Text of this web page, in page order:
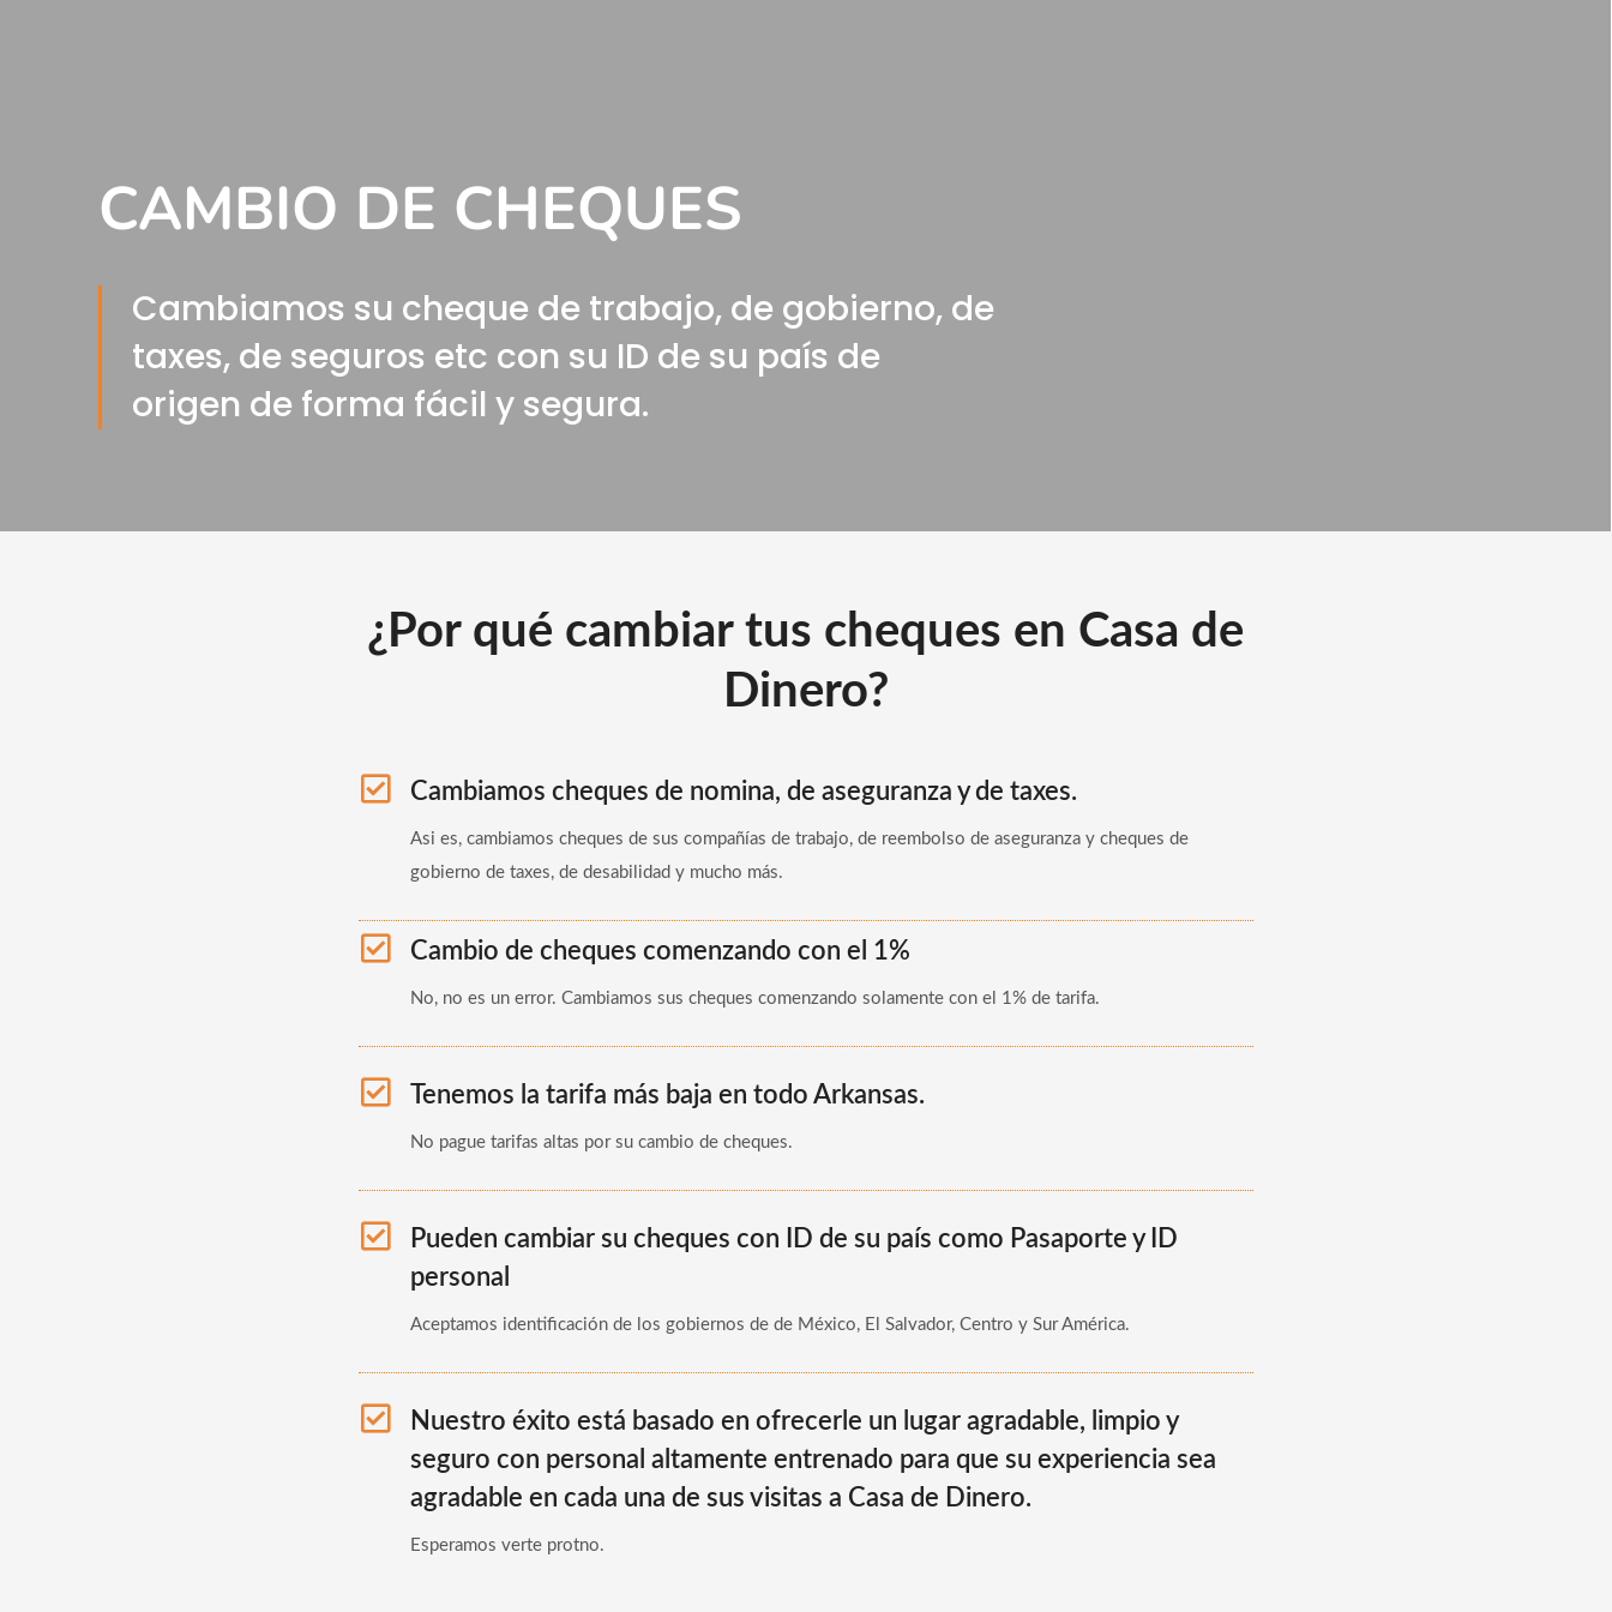
CAMBIO DE CHEQUES
Cambiamos su cheque de trabajo, de gobierno, de
taxes, de seguros etc con su ID de su país de
origen de forma fácil y segura.
¿Por qué cambiar tus cheques en Casa de
Dinero?
Cambiamos cheques de nomina, de aseguranza y de taxes.
Asi es, cambiamos cheques de sus compañías de trabajo, de reembolso de aseguranza y cheques de
gobierno de taxes, de desabilidad y mucho más.
Cambio de cheques comenzando con el 1%
No, no es un error. Cambiamos sus cheques comenzando solamente con el 1% de tarifa.
Tenemos la tarifa más baja en todo Arkansas.
No pague tarifas altas por su cambio de cheques.
Pueden cambiar su cheques con ID de su país como Pasaporte y ID
personal
Aceptamos identificación de los gobiernos de de México, El Salvador, Centro y Sur América.
Nuestro éxito está basado en ofrecerle un lugar agradable, limpio y
seguro con personal altamente entrenado para que su experiencia sea
agradable en cada una de sus visitas a Casa de Dinero.
Esperamos verte protno.